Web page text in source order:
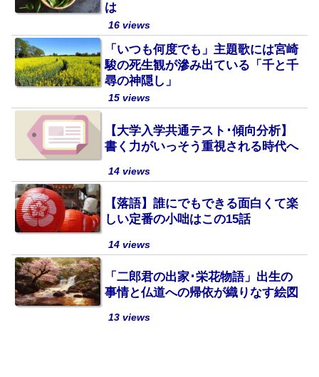
は
16 views
「いつも何度でも」主題歌には宮崎
駿の死生観が滲み出ている「千と千
尋の神隠し」
15 views
【大学入学共通テスト･傾向分析】
書く力がいっそう重視される時代へ
14 views
【落語】誰にでもできる面白くて楽
しい定番の小咄はこの15話
14 views
「二郎君の出家･栄花物語」出生の
事情と仏道への帰依が織りなす絵図
13 views